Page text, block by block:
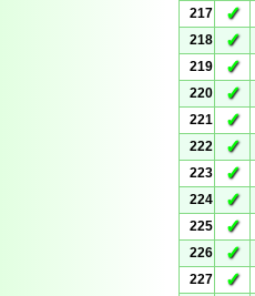
217
✓
218
✓
219
✓
220
✓
221
✓
222
✓
223
✓
224
✓
225
✓
226
✓
227
✓